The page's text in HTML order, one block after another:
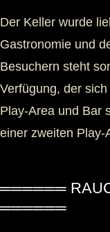
Der Keller wurde
Gastronomie und
Besuchern steht
Verfügung, der
Play-Area und Bar
einer zweiten Play-
══════
══════